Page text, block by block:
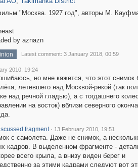
"Москва. 1927 год", авторы М.
by aznazn
Latest comment: 3 January 2018, 00:59
2010, 19:24
но мне кажется, что этот снимок
летевшего над Москвой-рекой (так
над речной гладью), а с тогдашнего
на восток) вблизи северного
fragment · 13 February 2010, 19:51
с самолета. Даже не снимок, а
кадров. В выделенном фрагменте -
всего крыла, а внизу виден берег и
за этими кадрами следуют вот